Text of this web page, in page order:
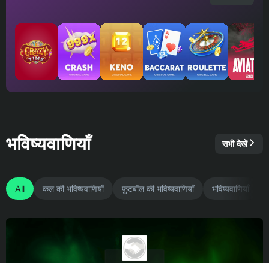
भविष्यवाणियाँ सभी देखें
All कल की भविष्यवाणियाँ फुटबॉल की भविष्यवाणियाँ भविष्यवाणियाँ